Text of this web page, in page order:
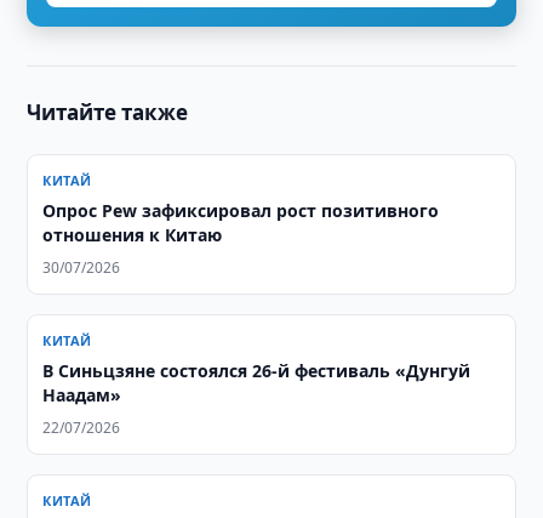
Читайте также
КИТАЙ
Опрос Pew зафиксировал рост позитивного
отношения к Китаю
30/07/2026
КИТАЙ
В Синьцзяне состоялся 26-й фестиваль «Дунгуй
Наадам»
22/07/2026
КИТАЙ